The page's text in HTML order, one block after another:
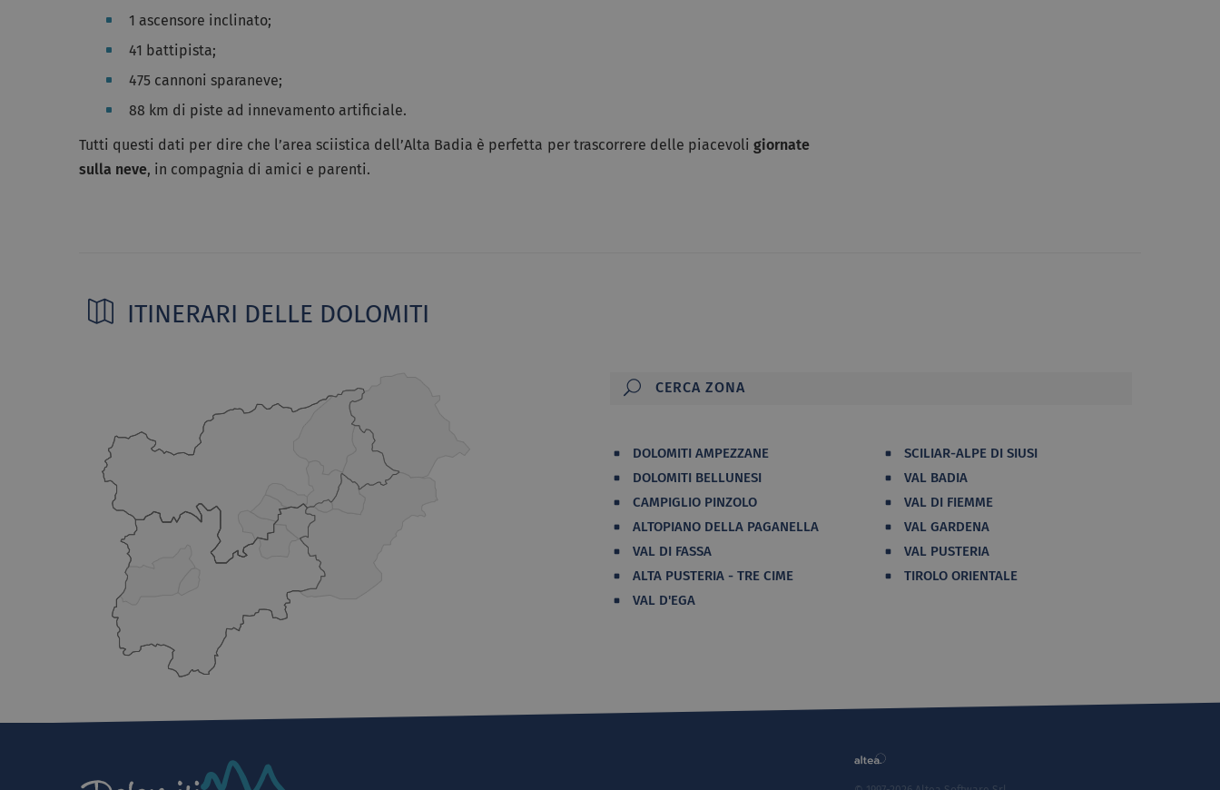
1 ascensore inclinato;
41 battipista;
475 cannoni sparaneve;
88 km di piste ad innevamento artificiale.
Tutti questi dati per dire che l’area sciistica dell’Alta Badia è perfetta per trascorrere delle piacevoli giornate
sulla neve, in compagnia di amici e parenti.
ITINERARI DELLE DOLOMITI
DOLOMITI AMPEZZANE
DOLOMITI BELLUNESI
CAMPIGLIO PINZOLO
ALTOPIANO DELLA PAGANELLA
VAL DI FASSA
ALTA PUSTERIA - TRE CIME
VAL D'EGA
SCILIAR-ALPE DI SIUSI
VAL BADIA
VAL DI FIEMME
VAL GARDENA
VAL PUSTERIA
TIROLO ORIENTALE